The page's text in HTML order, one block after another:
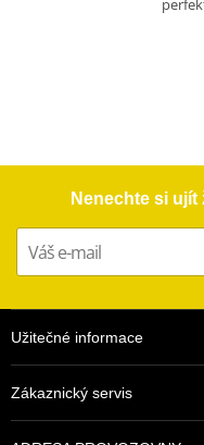
Nenechte si
Užitečné informace
Zákaznický servis